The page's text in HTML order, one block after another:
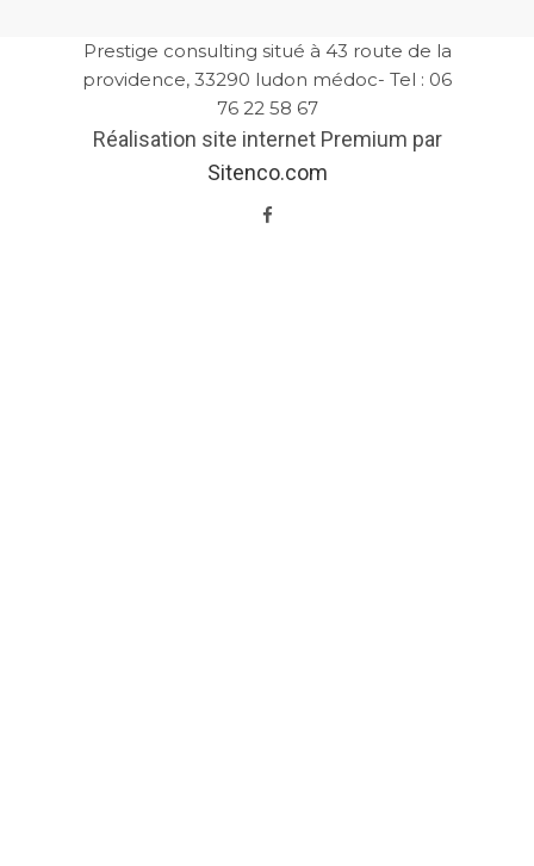
Prestige consulting situé à 43 route de la
providence, 33290 ludon médoc- Tel : 06
76 22 58 67
Réalisation site internet Premium par
Sitenco.com